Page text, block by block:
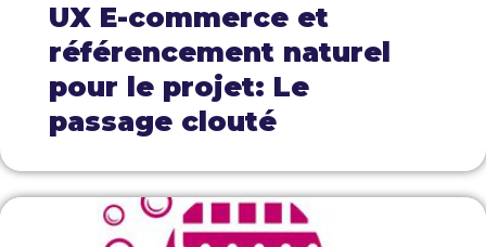
UX E-commerce et
référencement naturel
pour le projet: Le
passage clouté